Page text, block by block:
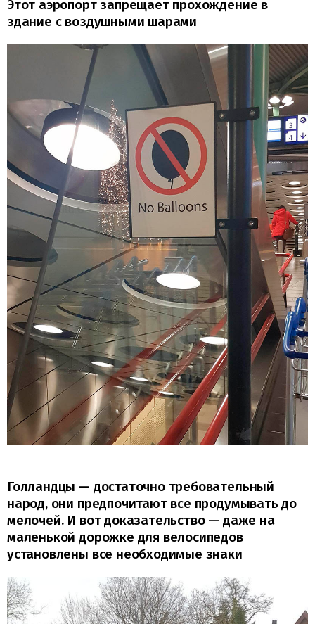
Этот аэропорт запрещает прохождение в
здание с воздушными шарами
Голландцы — достаточно требовательный
народ, они предпочитают все продумывать до
мелочей. И вот доказательство — даже на
маленькой дорожке для велосипедов
установлены все необходимые знаки